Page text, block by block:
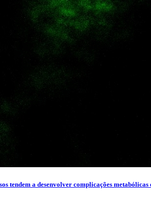
tendem a desenvolver complicações metabólicas